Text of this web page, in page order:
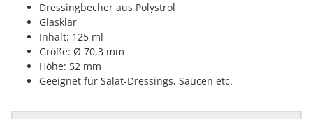
Dressingbecher aus Polystrol
Glasklar
Inhalt: 125 ml
Größe: Ø 70,3 mm
Höhe: 52 mm
Geeignet für Salat-Dressings, Saucen etc.